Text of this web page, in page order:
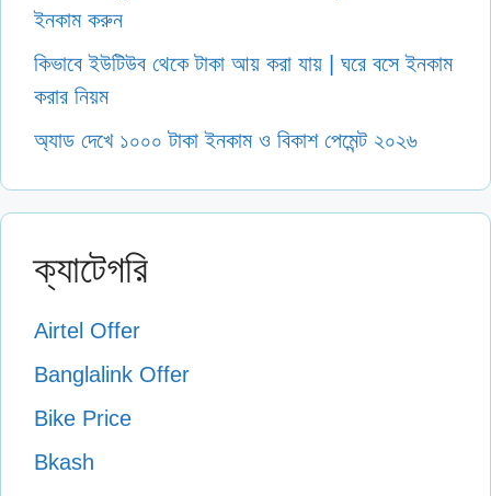
ইনকাম করুন
কিভাবে ইউটিউব থেকে টাকা আয় করা যায় | ঘরে বসে ইনকাম
করার নিয়ম
অ্যাড দেখে ১০০০ টাকা ইনকাম ও বিকাশ পেমেন্ট ২০২৬
ক্যাটেগরি
Airtel Offer
Banglalink Offer
Bike Price
Bkash